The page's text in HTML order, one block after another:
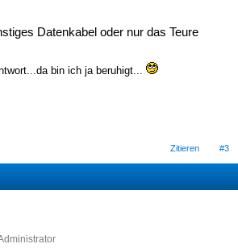
Datenkabel oder nur das Teure
bin ich ja beruhigt...
Zitieren #3